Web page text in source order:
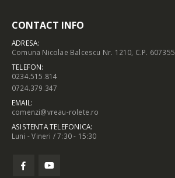
CONTACT INFO
ADRESA:
Comuna Nicolae Balcescu Nr. 1210, C.P.
TELEFON:
0234.515.814
0724.379.347
EMAIL:
comenzi@vreau-rolete.ro
ASISTENTA TELEFONICA:
Luni - Vineri / 7:30 - 15:30